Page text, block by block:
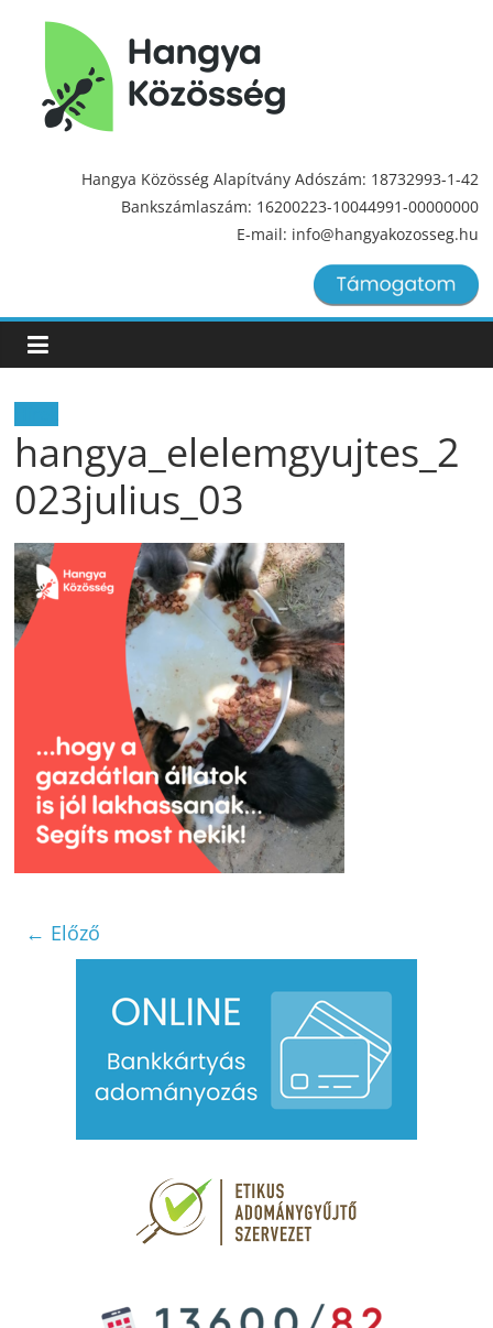
Hangya
Közösség
Hangya Közösség Alapítvány Adószám: 18732993-1-42
Bankszámlaszám: 16200223-10044991-00000000
E-mail: info@hangyakozosseg.hu
hangya_elelemgyujtes_2
023julius_03
← Előző